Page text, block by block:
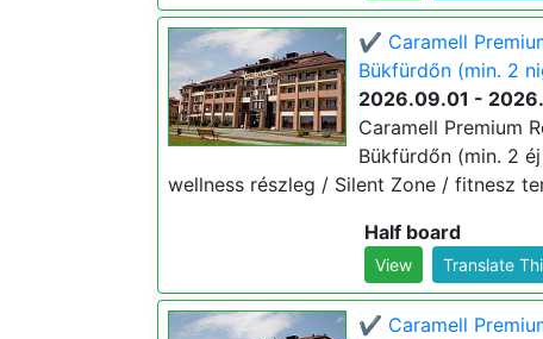
✔️ Caramell
Bükfürdőn (min. 2
2026.09.01 -
Caramell Premium
Bükfürdőn (min. 2
wellness részleg / Silent Zone / fitnesz
Half board
View Translate
✔️ Caramell